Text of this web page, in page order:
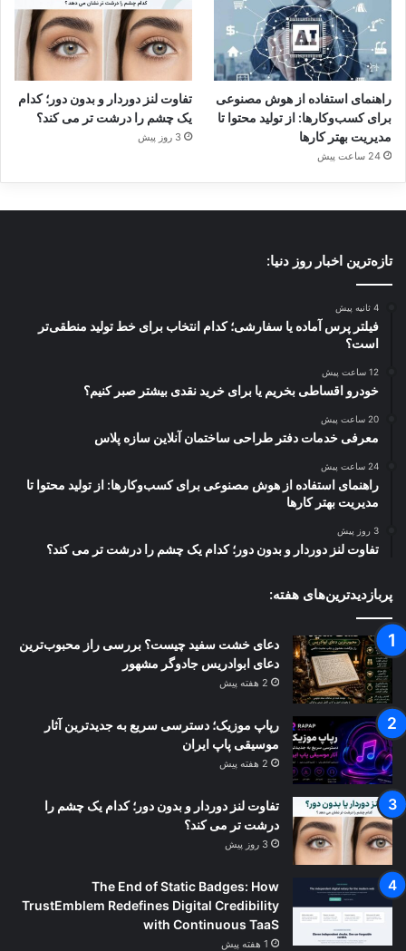
راهنمای استفاده از هوش مصنوعی
برای کسب‌وکارها: از تولید محتوا تا
مدیریت بهتر کارها
24 ساعت پیش
تفاوت لنز دوردار و بدون دور؛ کدام
یک چشم را درشت تر می کند؟
3 روز پیش
تازه‌ترین اخبار روز دنیا:
4 ثانیه پیش
فیلتر پرس آماده یا سفارشی؛ کدام انتخاب برای خط تولید منطقی‌تر
است؟
12 ساعت پیش
خودرو اقساطی بخریم یا برای خرید نقدی بیشتر صبر کنیم؟
20 ساعت پیش
معرفی خدمات دفتر طراحی ساختمان آنلاین سازه پلاس
24 ساعت پیش
راهنمای استفاده از هوش مصنوعی برای کسب‌وکارها: از تولید محتوا تا
مدیریت بهتر کارها
3 روز پیش
تفاوت لنز دوردار و بدون دور؛ کدام یک چشم را درشت تر می کند؟
پربازدیدترین‌های هفته:
دعای خشت سفید چیست؟ بررسی راز محبوب‌ترین
دعای ابوادریس جادوگر مشهور
2 هفته پیش
رپاپ موزیک؛ دسترسی سریع به جدیدترین آثار
موسیقی پاپ ایران
2 هفته پیش
تفاوت لنز دوردار و بدون دور؛ کدام یک چشم را
درشت تر می کند؟
3 روز پیش
The End of Static Badges: How
TrustEmblem Redefines Digital Credibility
with Continuous TaaS
1 هفته پیش